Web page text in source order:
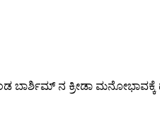
ಬಾರ್ಶಿಮ್ ನ ಕ್ರೀಡಾ